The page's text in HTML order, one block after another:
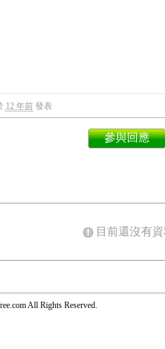
12 年前發表
參與回應
目前還沒有
All Rights Reserved.